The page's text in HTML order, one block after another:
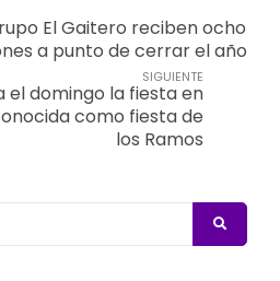
El Gaitero reciben ocho
a punto de cerrar el año
SIGUIENTE
el domingo la fiesta en
como fiesta de
los Ramos